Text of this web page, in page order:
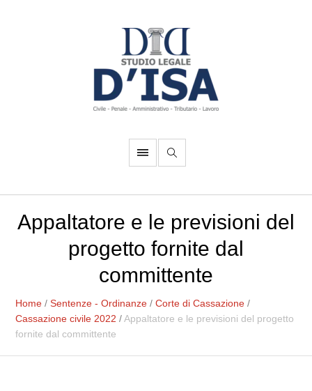
Appaltatore e le previsioni del
progetto fornite dal
committente
Home /Sentenze - Ordinanze /Corte di Cassazione /
Cassazione civile 2022 /Appaltatore e le previsioni del progetto
fornite dal committente